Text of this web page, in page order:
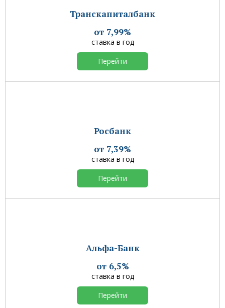
Транскапиталбанк
от 7,99%
ставка в год
Перейти
Росбанк
от 7,39%
ставка в год
Перейти
Альфа-Банк
от 6,5%
ставка в год
Перейти